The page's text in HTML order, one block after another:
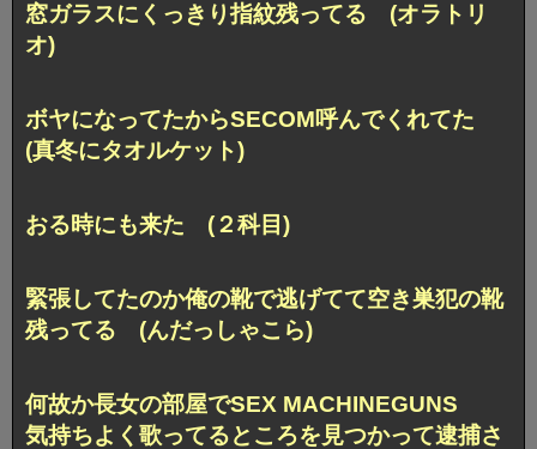
窓ガラスにくっきり指紋残ってる (オラトリ
オ)
ボヤになってたからSECOM呼んでくれてた
(真冬にタオルケット)
おる時にも来た (２科目)
緊張してたのか俺の靴で逃げてて空き巣犯の靴
残ってる (んだっしゃこら)
何故か長女の部屋でSEX MACHINEGUNS
気持ちよく歌ってるところを見つかって逮捕さ